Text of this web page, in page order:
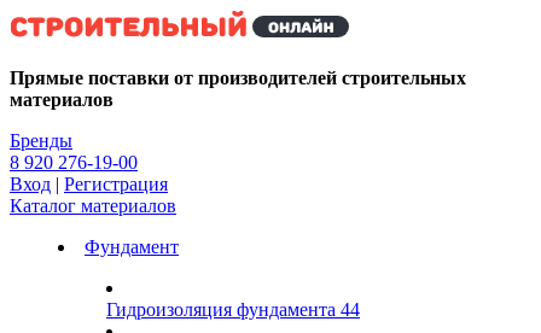
Kg
Прямые поставки от производителей строительных
материалов
Бренды
8 920 276-19-00
Вход | Регистрация
Каталог материалов
Фундамент
Гидроизоляция фундамента 44